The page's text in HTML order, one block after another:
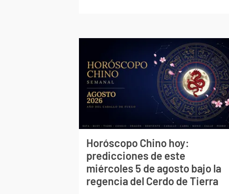
Horóscopo Chino hoy:
predicciones de este
miércoles 5 de agosto bajo la
regencia del Cerdo de Tierra